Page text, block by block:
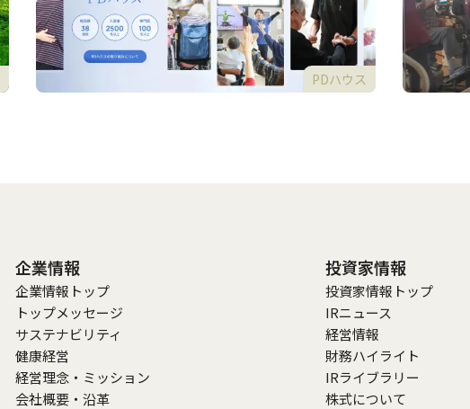
PDハウス
企業情報
企業情報トップ
トップメッセージ
サステナビリティ
健康経営
経営理念・ミッション
会社概要・沿革
投資家情報
投資家情報トップ
IRニュース
経営情報
財務ハイライト
IRライブラリー
株式について